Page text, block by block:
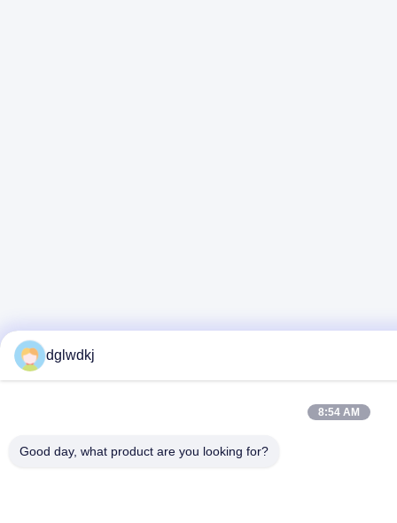
dglwdkj
8:54 AM
Good day, what product are you looking for?